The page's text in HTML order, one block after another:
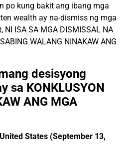
po kung bakit ang ibang mga
wealth ay na-dismiss ng mga
NI ISA SA MGA DISMISSAL NA
WALANG NINAKAW ANG
desisyong
sa KONKLUSYON
ANG MGA
States (September 13,